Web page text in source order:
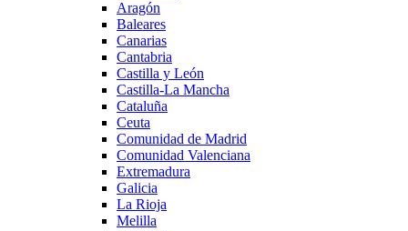
Aragón
Baleares
Canarias
Cantabria
Castilla y León
Castilla-La Mancha
Cataluña
Ceuta
Comunidad de Madrid
Comunidad Valenciana
Extremadura
Galicia
La Rioja
Melilla